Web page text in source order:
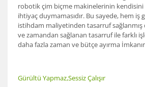
robotik çim biçme makinelerinin
ihtiyaç duymamasıdır. Bu sayede, hem iş
istihdam maliyetinden tasarruf
ve zamandan sağlanan tasarruf ile farklı
daha fazla zaman ve bütçe ayırma
Gürültü Yapmaz,Sessiz Çalışır